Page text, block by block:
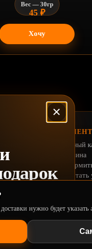
Вес — 30гр
45 ₽
Хочу
×
первый
Продолжая пользоваться
Личный
Корзина
Возврат
нужно будет указать